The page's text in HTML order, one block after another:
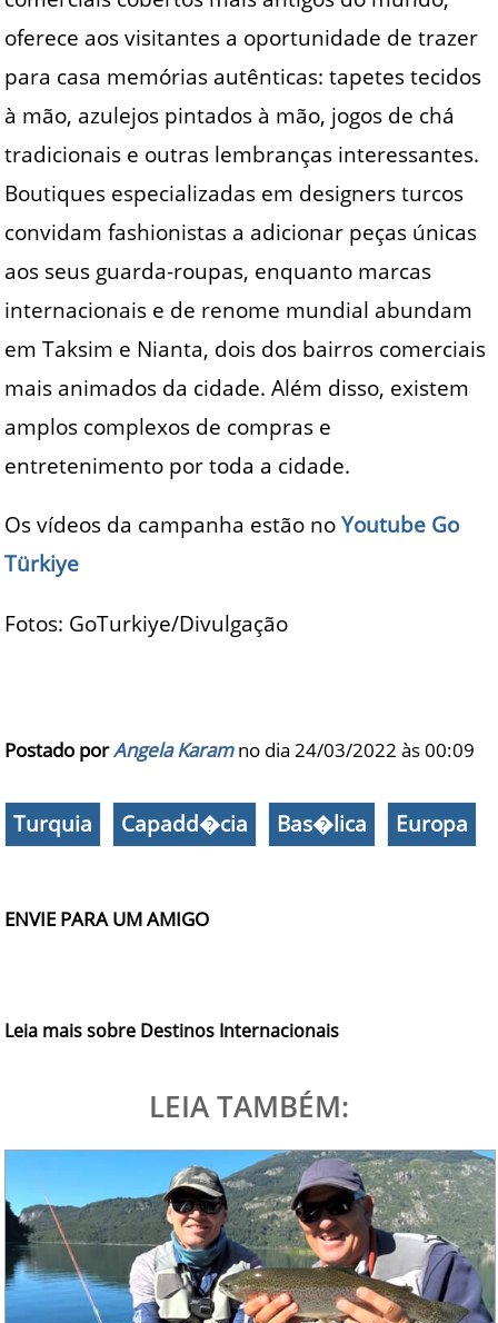
oferece aos visitantes a oportunidade de trazer
para casa memórias autênticas: tapetes tecidos
à mão, azulejos pintados à mão, jogos de chá
tradicionais e outras lembranças interessantes.
Boutiques especializadas em designers turcos
convidam fashionistas a adicionar peças únicas
aos seus guarda-roupas, enquanto marcas
internacionais e de renome mundial abundam
em Taksim e Nianta, dois dos bairros comerciais
mais animados da cidade. Além disso, existem
amplos complexos de compras e
entretenimento por toda a cidade.
Os vídeos da campanha estão no Youtube Go
Türkiye
Fotos: GoTurkiye/Divulgação
Postado porAngela Karamno dia 24/03/2022 às00:09
Turquia Capadd�cia Bas�lica Europa
ENVIE PARA UM AMIGO
Leia mais sobre Destinos Internacionais
LEIA TAMBÉM: